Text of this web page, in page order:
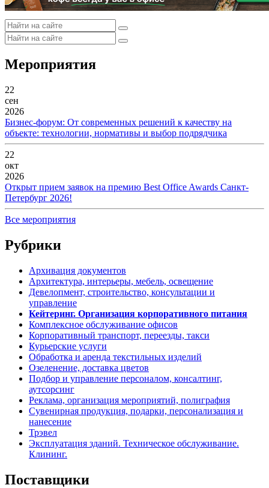
Мероприятия
22
сен
2026
Бизнес-форум: От современных решений к качеству на
объекте: технологии, нормативы и выбор подрядчика
22
окт
2026
Открыт прием заявок на премию Best Office Awards Санкт-
Петербург 2026!
Все мероприятия
Рубрики
Архивация документов
Архитектура, интерьеры, мебель, освещение
Девелопмент, строительство, консультации и
управление
Кейтеринг. Организация корпоративного питания
Комплексное обслуживание офисов
Корпоративный транспорт, переезды, такси
Курьерские услуги
Обработка и аренда текстильных изделий
Озеленение, доставка цветов
Подбор и управление персоналом, консалтинг,
аутсорсинг
Реклама, организация мероприятий, полиграфия
Сувенирная продукция, подарки, персонализация и
нанесение
Трэвел
Эксплуатация зданий. Техническое обслуживание.
Клининг.
Поставщики